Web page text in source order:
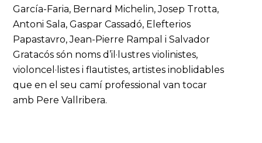
García-Faria, Bernard Michelin, Josep Trotta,
Antoni Sala, Gaspar Cassadó, Elefterios
Papastavro, Jean-Pierre Rampal i Salvador
Gratacós són noms d’il·lustres violinistes,
violoncel·listes i flautistes, artistes inoblidables
que en el seu camí professional van tocar
amb Pere Vallribera.